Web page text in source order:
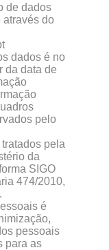
de dados
através do
dados é no
da data de
pelo
pela
da
SIGO
474/2010,
é
pessoais
para as